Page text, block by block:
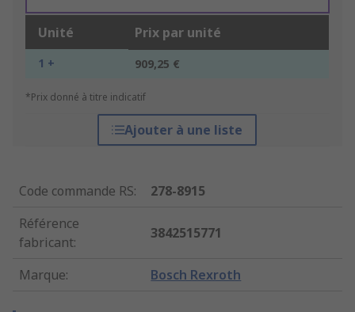
Unité Prix par unité
1 + 909,25 €
*Prix donné à titre indicatif
Ajouter à une liste
Code commande RS:
278-8915
Référence
fabricant:
3842515771
Marque: Bosch Rexroth